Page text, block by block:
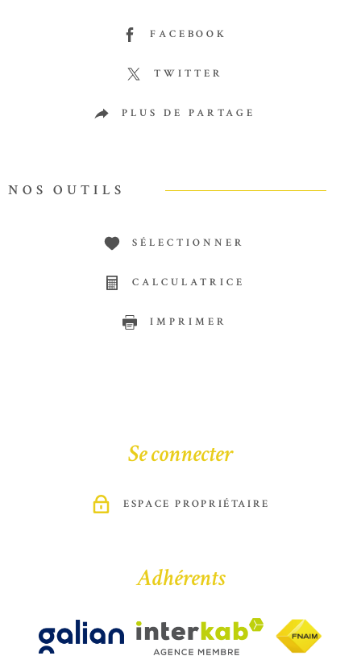
FACEBOOK
TWITTER
PLUS DE PARTAGE
NOS OUTILS
SÉLECTIONNER
CALCULATRICE
IMPRIMER
Se connecter
ESPACE PROPRIÉTAIRE
Adhérents